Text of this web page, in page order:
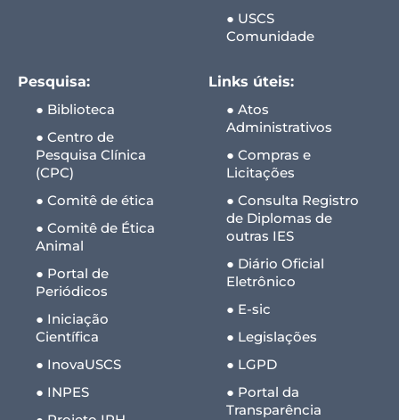
Pesquisa:
● Biblioteca
● Centro de
Pesquisa Clínica
(CPC)
● Comitê de ética
● Comitê de Ética
Animal
● Portal de
Periódicos
● Iniciação
Científica
● InovaUSCS
● INPES
● USCS
Comunidade
Links úteis:
● Atos
Administrativos
● Compras e
Licitações
● Consulta Registro
de Diplomas de
outras IES
● Diário Oficial
Eletrônico
● E-sic
● Legislações
● LGPD
● Portal da
Transparência